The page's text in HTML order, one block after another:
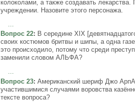
колоколами, а также создавать
учреждении. Назовите этого персонажа.
Вопрос 22: В середине XIX
своих костюмов бритвы и шипы, а одна
это происходило, потому что среди
заменили словом АЛЬФА?
...
Вопрос 23: Американский шериф Джо
участившимися случаями воровства
тексте вопроса?